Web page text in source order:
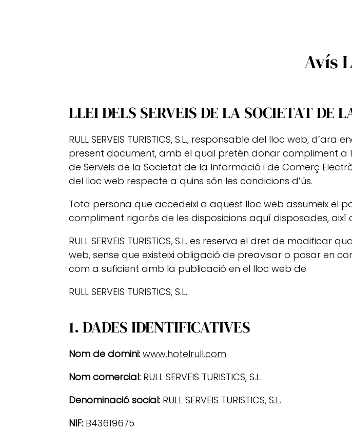
Avís
LLEI DELS SERVEIS DE LA SOCIETAT DE
RULL SERVEIS TURISTICS, S.L., responsable del lloc web,
present document, amb el qual pretén donar compliment a
de Serveis de la Societat de la Informació i de Comerç
del lloc web respecte a quins són les condicions d’ús.
Tota persona que accedeixi a aquest lloc web assumeix el
compliment rigorós de les disposicions aquí disposades,
RULL SERVEIS TURISTICS, S.L. es reserva el dret de
web, sense que existeixi obligació de preavisar o posar en
com a suficient amb la publicació en el lloc web de
RULL SERVEIS TURISTICS, S.L.
1. DADES IDENTIFICATIVES
Nom de domini: www.hotelrull.com
Nom comercial: RULL SERVEIS TURISTICS, S.L.
Denominació social: RULL SERVEIS TURISTICS, S.L.
NIF: B43619675